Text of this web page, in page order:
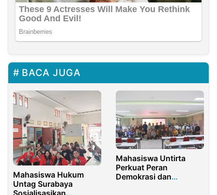
BACA JUGA
Mahasiswa Hukum
Untag Surabaya
Mahasiswa Untirta
Perkuat Peran
Demokrasi dan